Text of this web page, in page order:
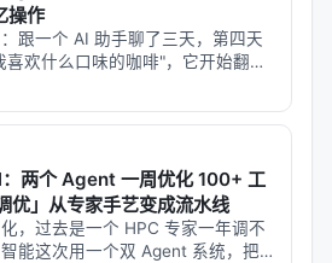
abs/2605.15806
*Stochastic Processes*.
*Fourier Neural Operator for
Equations*. ICLR
al. (2023). *Neural Operator:
操作
跟一个 AI 助手聊了三天，第四天
欢什么口味的咖啡"，它开始翻聊
动作本身，又花掉了你大量
"，就得调用一次大模型来总结、
。记忆…
两个 Agent 一周优化 100+ 工
优」从专家手艺变成流水线
，过去是一个 HPC 专家一年调不
能这次用一个双 Agent 系统，把